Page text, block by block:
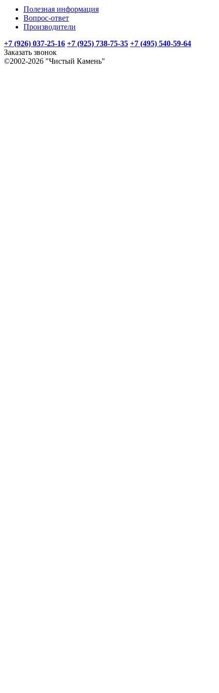
Полезная информация
Вопрос-ответ
Производители
+7 (926) 037-25-16 +7 (925) 738-75-35 +7 (495) 540-59-64
Заказать звонок
©2002-2026 "Чистый Камень"